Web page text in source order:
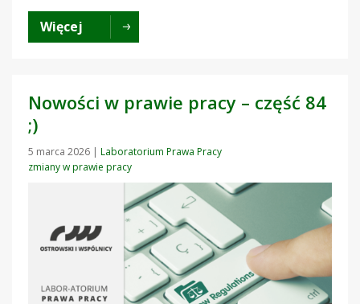
Więcej
Nowości w prawie pracy – część 84
;)
5 marca 2026 | Laboratorium Prawa Pracy
zmiany w prawie pracy